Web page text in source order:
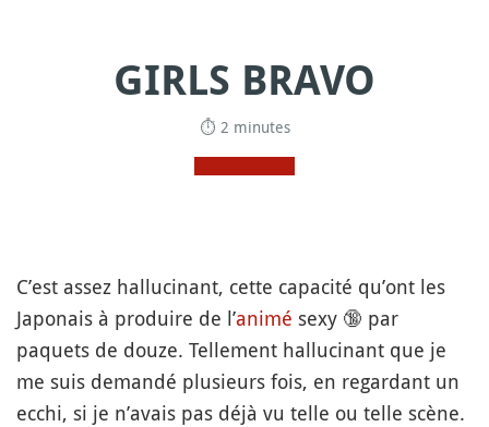
GIRLS BRAVO
⏱ 2 minutes
C’est assez hallucinant, cette capacité qu’ont les
Japonais à produire de l’animé sexy 🔞 par
paquets de douze. Tellement hallucinant que je
me suis demandé plusieurs fois, en regardant un
ecchi, si je n’avais pas déjà vu telle ou telle scène.